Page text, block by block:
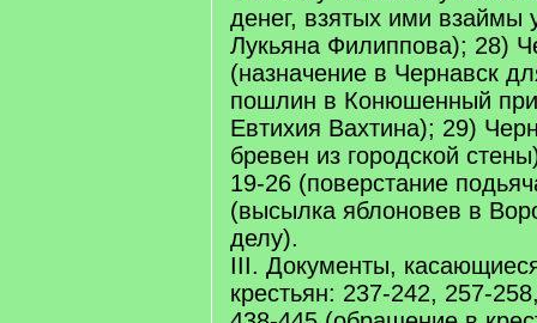
денег, взятых ими взаймы
Лукьяна Филиппова); 28)
(назначение в Чернавск
пошлин в Конюшенный
Евтихия Вахтина); 29)
бревен из городской
19-26 (поверстание
(высылка яблоновев в
делу).
III. Документы,
крестьян: 237-242, 257-